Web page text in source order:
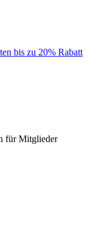
bis zu 20% Rabatt
für Mitglieder